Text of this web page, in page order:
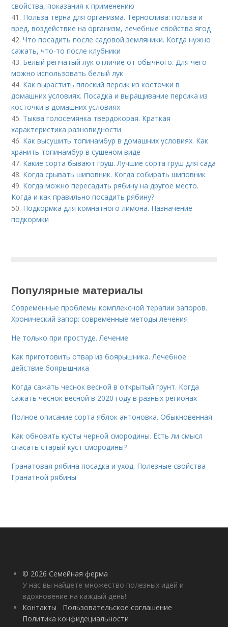
свойства, показания к применению
41. Польза терна для организма. Тернослива: польза и
вред, воздействие на организм, лечебные свойства ягод
42.Что посадить после садовой земляники. Когда нужно
сажать, что-то после клубники
43. Белый репчатый лук отличие от обычного. Для чего
можно использовать белый лук
44. Как вырастить плоский персик из косточки в
домашних условиях. Посадка и выращивание персика из
косточки в домашних условиях
45. Тыква голосемянка твердокорая. Краткая
характеристика разновидности
46. Как высушить топинамбур в домашних условиях. Как
хранить топинамбур в сушеном виде
47. Какие сорта бывают груш. Лучшие сорта груш для сада
48. Когда срывать шиповник. Когда собирать шиповник
49. Когда можно пересадить рябину на другое место.
Когда и как правильно посадить рябину?
50. Подкормка для комнатного лимона. Назначение
подкормки
Популярные материалы
Современные проблемы комплексной терапии запоров.
Хронический запор: современные методы лечения
Не только при простуде. Лечение
Как приготовить отвар из боярышника. Лечебное
действие боярышника
Когда сажать чеснок весной в открытый грунт. Когда
сажать чеснок весной в 2020 году в разных регионах
Полное описание сорта яблок антоновка. Обыкновенная
Как обновить кусты черной смородины. Есть ли смысл
спасать старый куст смородины?
Гранатовая рябина посадка и уход. Полезные свойства
Гранатной рябины
© 2026 Семейная ферма
У нас вы найдете множество полезных идей и
вдохновение на каждый день!
Контакты
Пользовательское соглашение
Политика конфидециальности